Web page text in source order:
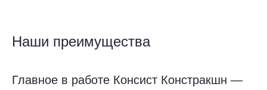
Наши преимущества
Главное в работе Консист Констракшн —